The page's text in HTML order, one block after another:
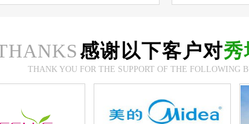
感谢以下客户对秀
THANK YOU FOR THE SUPPORT OF THE FOLLOWING